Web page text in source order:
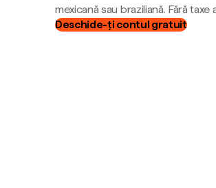
mexicană sau braziliană. Fără
Deschide-ți contul gratuit